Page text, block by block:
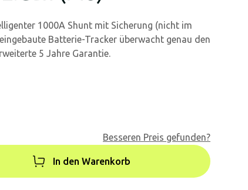
1000A Shunt mit Sicherung (nicht im
Batterie-Tracker überwacht genau den
5 Jahre Garantie.
Besseren Preis gefunden?
In den Warenkorb